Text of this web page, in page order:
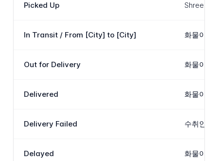
Picked Up Shree
In Transit / From [City] to [City] 화물이
Out for Delivery 화물이 현
Delivered 화물이 배
Delivery Failed 수취인
Delayed 화물이 예